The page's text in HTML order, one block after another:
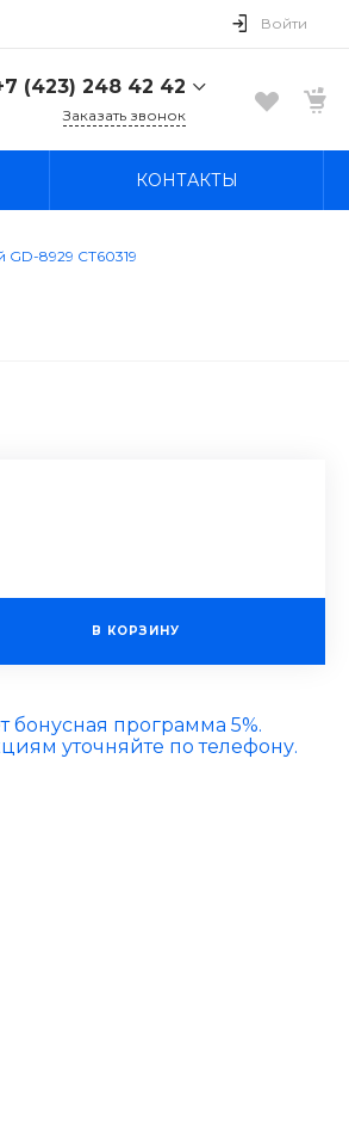
Войти
(423) 248 42 42
Надеждинский район, п.
Заказать звонок
КОНТАКТЫ
8929 СТ60319
В КОРЗИНУ
бонусная программа 5%.
уточняйте по телефону.